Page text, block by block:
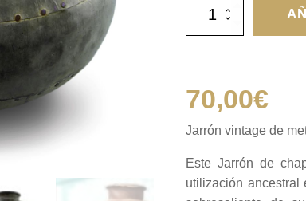
Jarrón
vintage
de
70,00€
Jarrón vintage de
Este Jarrón de
utilización